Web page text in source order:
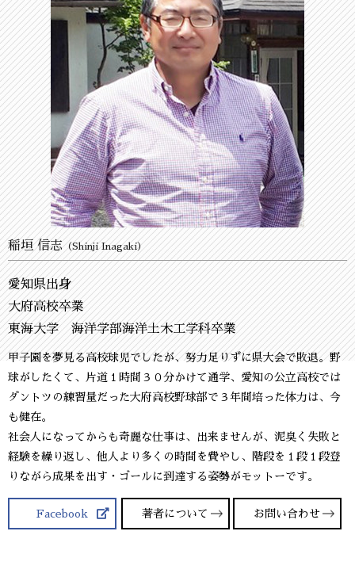
稲垣 信志（Shinji Inagaki）
愛知県出身
大府高校卒業
東海大学 海洋学部海洋土木工学科卒業
甲子園を夢見る高校球児でしたが、努力足りずに県大会で敗退。野
球がしたくて、片道１時間３０分かけて通学、愛知の公立高校では
ダントツの練習量だった大府高校野球部で３年間培った体力は、今
も健在。
社会人になってからも奇麗な仕事は、出来ませんが、泥臭く失敗と
経験を繰り返し、他人より多くの時間を費やし、階段を１段１段登
りながら成果を出す・ゴールに到達する姿勢がモットーです。
Facebook 著者について お問い合わせ